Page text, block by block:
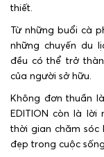
thiết.
Từ những buổi cà
những chuyến du
đều có thể trở
của người sở hữu.
Không đơn thuần
EDITION còn là
thời gian chăm
đẹp trong cuộc